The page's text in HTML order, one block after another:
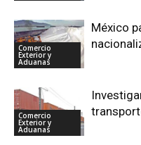
Comercio
Exterior y
Aduanas
México
Comercio
Exterior y
Aduanas